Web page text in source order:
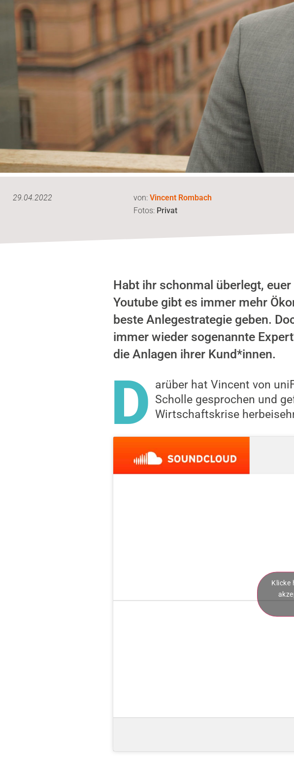
29.04.2022 von:Vincent Rombach
Fotos: Privat
Habt ihr schonmal überlegt,
Youtube gibt es immer mehr
beste Anlegestrategie geben.
immer wieder sogenannte
die Anlagen ihrer Kund*innen.
D arüber hat Vincent von
Scholle gesprochen und
Wirtschaftskrise
Klicke